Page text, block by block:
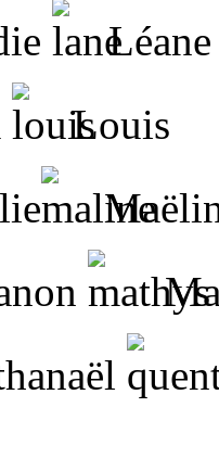
Léane
Louis